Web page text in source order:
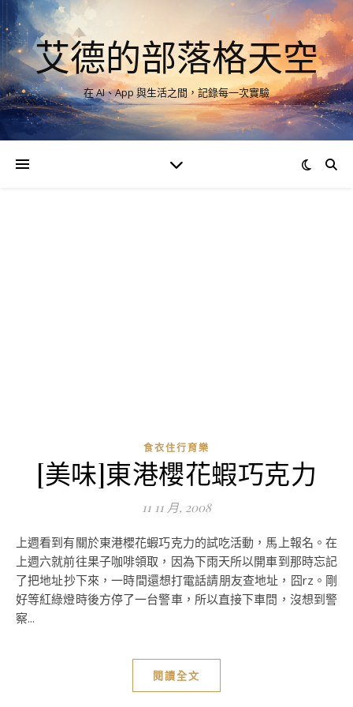
艾德的部落格天空
在 AI、App 與生活之間，記錄每一次實驗
食衣住行育樂
[美味]東港櫻花蝦巧克力
11 11 月, 2008
上週看到有關於東港櫻花蝦巧克力的試吃活動，馬上報名。在
上週六就前往果子咖啡領取，因為下雨天所以開車到那時忘記
了把地址抄下來，一時間還想打電話請朋友查地址，囧rz。剛
好等紅綠燈時後方停了一台警車，所以直接下車問，沒想到警
察...
閱讀全文